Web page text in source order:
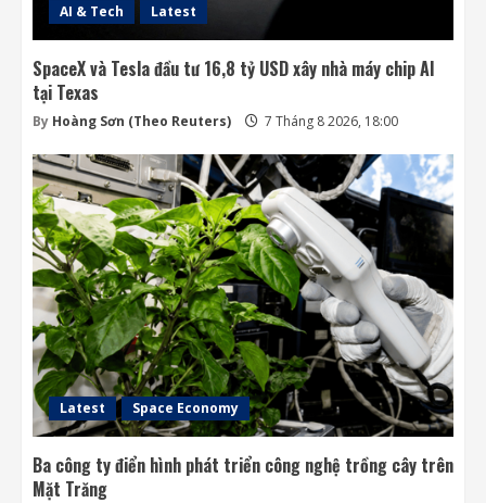
AI & Tech Latest
SpaceX và Tesla đầu tư 16,8 tỷ USD xây nhà máy chip AI
tại Texas
By Hoàng Sơn (Theo Reuters) 7 Tháng 8 2026, 18:00
Latest Space Economy
Ba công ty điển hình phát triển công nghệ trồng cây trên
Mặt Trăng